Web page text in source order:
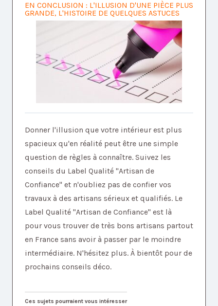
EN CONCLUSION : L'ILLUSION D'UNE PIÈCE PLUS
GRANDE, L'HISTOIRE DE QUELQUES ASTUCES
Donner l'illusion que votre intérieur est plus
spacieux qu'en réalité peut être une simple
question de règles à connaître. Suivez les
conseils du Label Qualité "Artisan de
Confiance" et n'oubliez pas de confier vos
travaux à des artisans sérieux et qualifiés. Le
Label Qualité "Artisan de Confiance" est là
pour vous trouver de très bons artisans partout
en France sans avoir à passer par le moindre
intermédiaire. N'hésitez plus. À bientôt pour de
prochains conseils déco.
Ces sujets pourraient vous intéresser